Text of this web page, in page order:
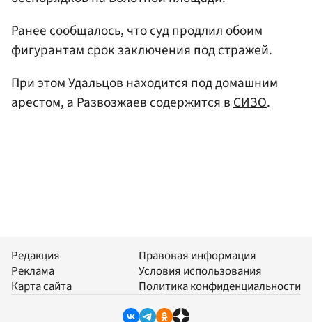
Ранее сообщалось, что суд продлил обоим
фигурантам срок заключения под стражей.
При этом Удальцов находится под домашним
арестом, а Развозжаев содержится вСИЗО.
Редакция
Реклама
Карта сайта
Правовая информация
Условия использования
Политика конфиденциальности